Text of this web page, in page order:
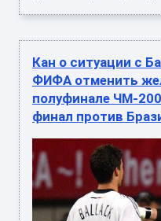
Кан о ситуации с
ФИФА отменить
полуфинале ЧМ-
финал против